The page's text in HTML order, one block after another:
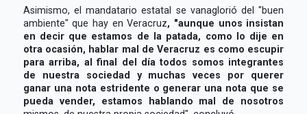
Asimismo, el mandatario estatal se vanaglorió del "buen
ambiente" que hay en Veracruz, "aunque unos insistan
en decir que estamos de la patada, como lo dije en
otra ocasión, hablar mal de Veracruz es como escupir
para arriba, al final del día todos somos integrantes
de nuestra sociedad y muchas veces por querer
ganar una nota estridente o generar una nota que se
pueda vender, estamos hablando mal de nosotros